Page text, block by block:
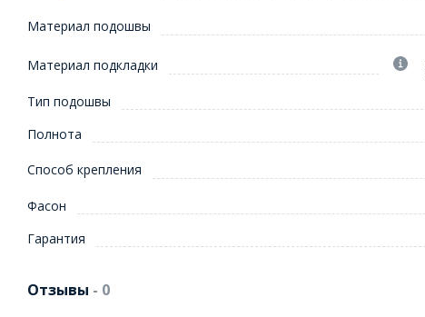
Материал подошвы
Материал подкладки
Тип подошвы
Полнота
Способ крепления
Фасон
Гарантия
Отзывы - 0